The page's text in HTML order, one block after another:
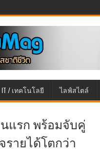
IT / เทคโนโลยี ไลฟ์สไตล์
นแรก พร้อมจับคู่
รายได้โตกว่า